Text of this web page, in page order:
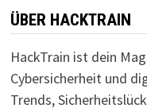
ÜBER HACKTRAIN
HackTrain ist dein
Cybersicherheit und
Trends,